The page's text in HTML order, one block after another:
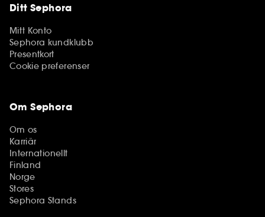
Ditt Sephora
Mitt Konto
Sephora kundklubb
Presentkort
Cookie preferenser
Om Sephora
Om os
Karriär
Internationellt
Finland
Norge
Stores
Sephora Stands